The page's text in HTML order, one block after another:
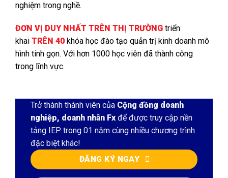
nghiệm trong nghề.
ĐƠN VỊ DUY NHẤT TRÊN THỊ TRƯỜNG triển
khai TRÊN 40 khóa học đào tạo quản trị kinh doanh mô
hình tinh gọn. Với hơn 1000 học viên đã thành công
trong lĩnh vực.
Trở thành thành viên của Cộng đồng doanh
nghiệp, doanh nhân Fx để được truy cập nền
tảng IEP trong 01 năm cùng nhiều chương trình
đặc biệt khác!
ĐĂNG KÝ NGAY